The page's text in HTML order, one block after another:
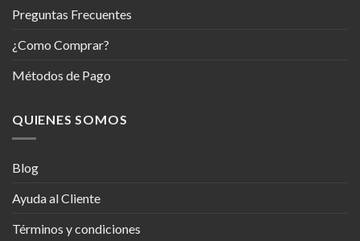
Preguntas Frecuentes
¿Como Comprar?
Métodos de Pago
QUIENES SOMOS
Blog
Ayuda al Cliente
Términos y condiciones